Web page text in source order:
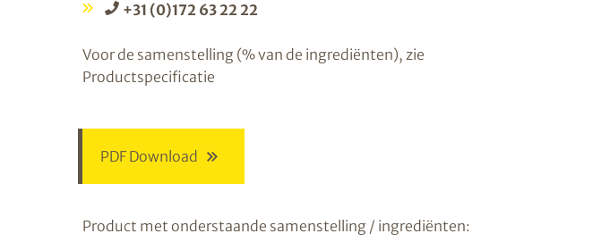
+31 (0)172 63 22 22
Voor de samenstelling (% van de ingrediënten), zie
Productspecificatie
PDF Download
Product met onderstaande samenstelling / ingrediënten: